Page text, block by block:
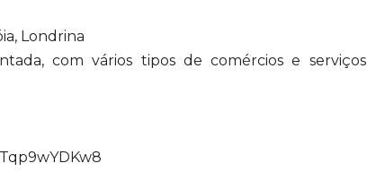
Londrina
com vários tipos de comércios e serviços